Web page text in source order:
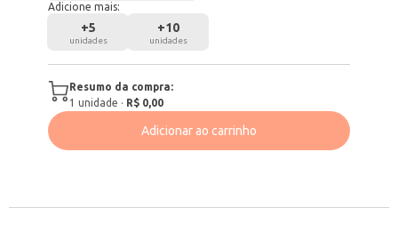
Adicione mais:
+5
unidades
+10
unidades
Resumo da compra:
1 unidade · R$ 0,00
Adicionar ao carrinho